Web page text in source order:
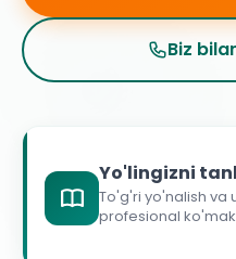
Biz
Yo'lingizni
To'g'ri yo'nalish va
profesional ko'mak